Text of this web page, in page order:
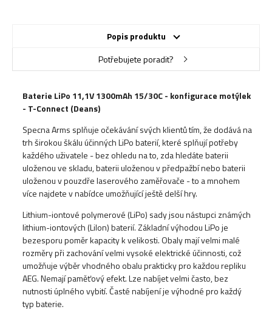
Popis produktu
Potřebujete poradit?
Baterie LiPo 11,1V 1300mAh 15/30C - konfigurace motýlek
- T-Connect (Deans)
Specna Arms splňuje očekávání svých klientů tím, že dodává na
trh širokou škálu účinných LiPo baterií, které splňují potřeby
každého uživatele - bez ohledu na to, zda hledáte baterii
uloženou ve skladu, baterii uloženou v předpažbí nebo baterii
uloženou v pouzdře laserového zaměřovače - to a mnohem
více najdete v nabídce umožňující ještě delší hry.
Lithium-iontové polymerové (LiPo) sady jsou nástupci známých
lithium-iontových (LiIon) baterií. Základní výhodou LiPo je
bezesporu poměr kapacity k velikosti. Obaly mají velmi malé
rozměry při zachování velmi vysoké elektrické účinnosti, což
umožňuje výběr vhodného obalu prakticky pro každou repliku
AEG. Nemají paměťový efekt. Lze nabíjet velmi často, bez
nutnosti úplného vybití. Časté nabíjení je výhodné pro každý
typ baterie.